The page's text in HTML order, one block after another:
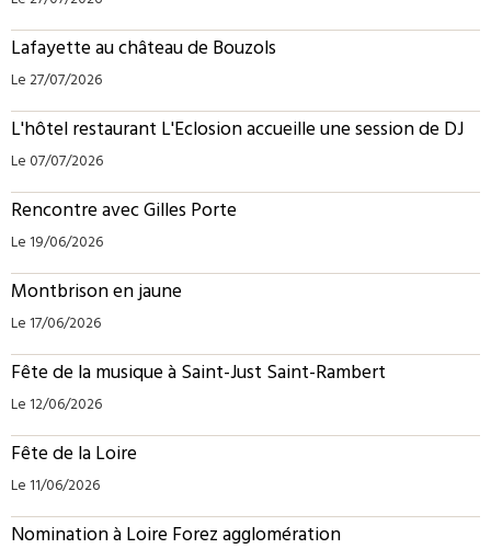
Lafayette au château de Bouzols
Le 27/07/2026
L'hôtel restaurant L'Eclosion accueille une session de DJ
Le 07/07/2026
Rencontre avec Gilles Porte
Le 19/06/2026
Montbrison en jaune
Le 17/06/2026
Fête de la musique à Saint-Just Saint-Rambert
Le 12/06/2026
Fête de la Loire
Le 11/06/2026
Nomination à Loire Forez agglomération